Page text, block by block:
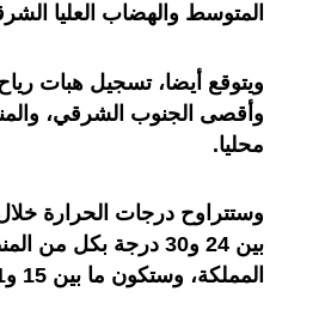
المتوسط والهضاب العليا
ويتوقع أيضا، تسجيل هبات
وأقصى الجنوب الشرقي،
محليا.
بين 24 و30 درجة
المملكة، وستكون ما بين 15 و21 درجة فيما تبقى من الأرجاء الأخرى.